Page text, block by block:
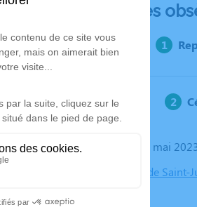
Déroulé des
Le jeudi 04 mai
Collégiale de